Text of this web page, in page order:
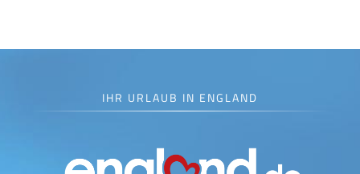
IHR URLAUB IN ENGLAND